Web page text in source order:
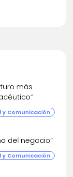
más
y Comunicación
del negocio”
y Comunicación